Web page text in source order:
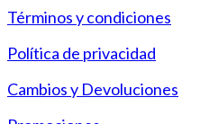
Términos y condiciones
Política de privacidad
Cambios y Devoluciones